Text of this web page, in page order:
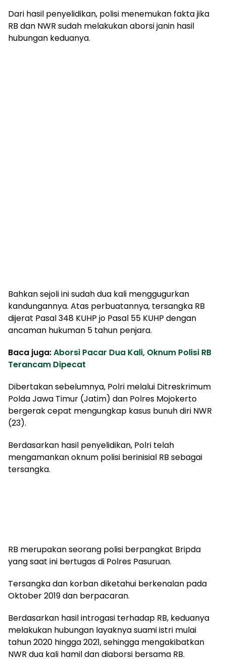
Dari hasil penyelidikan, polisi menemukan fakta jika
RB dan NWR sudah melakukan aborsi janin hasil
hubungan keduanya.
Bahkan sejoli ini sudah dua kali menggugurkan
kandungannya. Atas perbuatannya, tersangka RB
dijerat Pasal 348 KUHP jo Pasal 55 KUHP dengan
ancaman hukuman 5 tahun penjara.
Baca juga:Aborsi Pacar Dua Kali, Oknum Polisi RB
Terancam Dipecat
Dibertakan sebelumnya, Polri melalui Ditreskrimum
Polda Jawa Timur (Jatim) dan Polres Mojokerto
bergerak cepat mengungkap kasus bunuh diri NWR
(23).
Berdasarkan hasil penyelidikan, Polri telah
mengamankan oknum polisi berinisial RB sebagai
tersangka.
RB merupakan seorang polisi berpangkat Bripda
yang saat ini bertugas di Polres Pasuruan.
Tersangka dan korban diketahui berkenalan pada
Oktober 2019 dan berpacaran.
Berdasarkan hasil introgasi terhadap RB, keduanya
melakukan hubungan layaknya suami istri mulai
tahun 2020 hingga 2021, sehingga mengakibatkan
NWR dua kali hamil dan diaborsi bersama RB.